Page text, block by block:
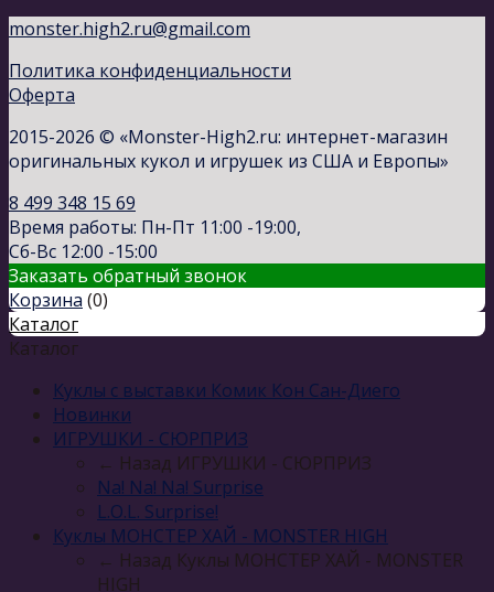
monster.high2.ru@gmail.com
Политика конфиденциальности
Оферта
2015-2026 © «Monster-High2.ru: интернет-магазин
оригинальных кукол и игрушек из США и Европы»
8 499 348 15 69
Время работы: Пн-Пт 11:00 -19:00,
Сб-Вс 12:00 -15:00
Заказать обратный звонок
Корзина (0)
Каталог
Каталог
Куклы с выставки Комик Кон Сан-Диего
Новинки
ИГРУШКИ - СЮРПРИЗ
← Назад ИГРУШКИ - СЮРПРИЗ
Na! Na! Na! Surprise
L.O.L. Surprise!
Куклы МОНСТЕР ХАЙ - MONSTER HIGH
← Назад Куклы МОНСТЕР ХАЙ - MONSTER
HIGH